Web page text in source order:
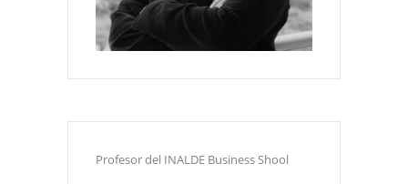
Profesor del INALDE Business Shool